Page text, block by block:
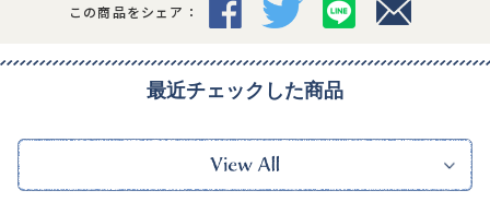
この商品をシェア：
最近チェックした商品